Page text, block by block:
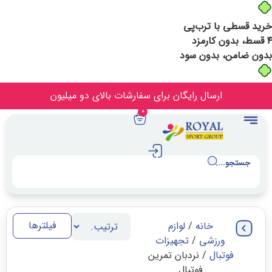
ترب‌پی
بدون سود
ارسال رایگان برای سفارشات بالای دو میلیون
0
خانه/
/تجهیزات
/ نردبان تمرین
فیلترها